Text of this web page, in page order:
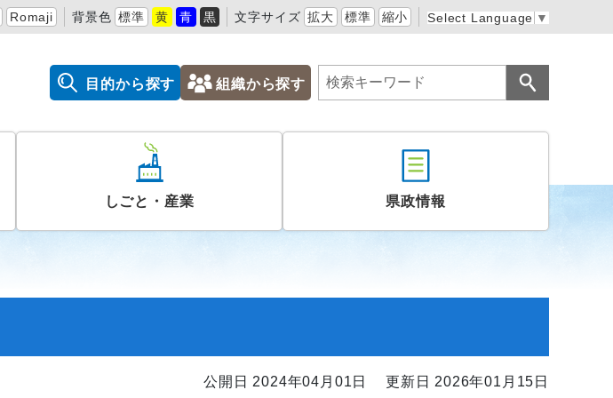
Romaji 背景色 標準 黄 青 黒 文字サイズ 拡大 標準 縮小 Select Language ▼
目的から探す 組織から探す
しごと・産業 県政情報
公開日 2024年04月01日 更新日 2026年01月15日